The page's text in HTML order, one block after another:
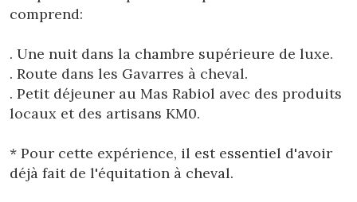
Location/nom de l'hôtel
CA ES EN FR
comprend:
. Une nuit dans la chambre supérieure de luxe.
. Route dans les Gavarres à cheval.
. Petit déjeuner au Mas Rabiol avec des produits
locaux et des artisans KM0.
* Pour cette expérience, il est essentiel d'avoir
déjà fait de l'équitation à cheval.